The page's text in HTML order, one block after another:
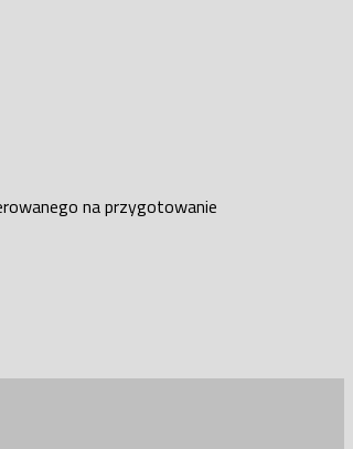
na przygotowanie